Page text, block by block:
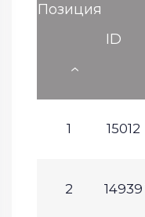
Позиция
ID
1 15012
2 14939